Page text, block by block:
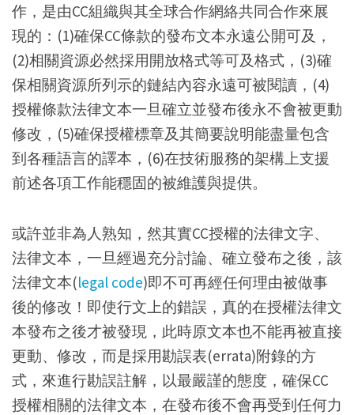
作，是由CC組織與其全球合作網絡共同合作來展
現的：(1)確保CC條款的發布文本永遠公開可及，
(2)相關資源必然採用開放格式等可及格式，(3)確
保相關資源所列示的鏈結內容永遠可被閱讀，(4)
授權條款法律文本一旦確立並發布後永不會被更動
修改，(5)確保授權標章及其簡要說明能盡量包含
到各種語言的譯本，(6)在技術服務的架構上支援
前述各項工作能穩固的被維護與提供。
或許並非為人熟知，然其實CC授權的法律文字、
法律文本，一旦經過充分討論、確立發布之後，該
法律文本(legal code)即不可再經任何理由被做事
後的修改！即使行文上的錯誤，真的在授權法律文
本發布之後才被發現，此時原文本也不能再被直接
更動、修改，而是採用勘誤表(errata)附錄的方
式，來進行勘誤註解，以最嚴謹的態度，確保CC
授權相關的法律文本，在發布後不會再受到任何力